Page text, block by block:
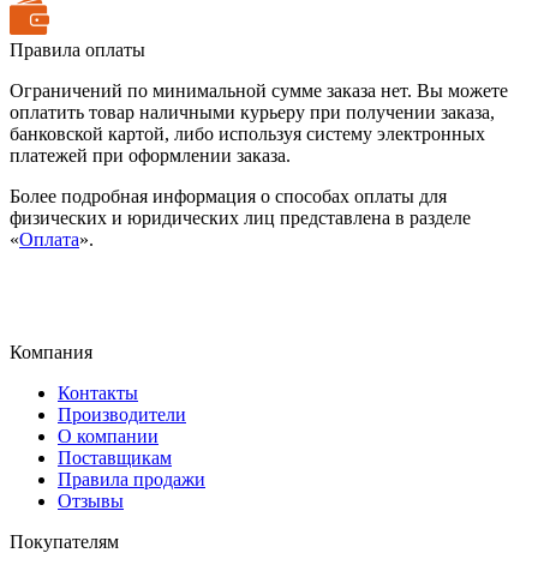
Правила оплаты
Ограничений по минимальной сумме заказа нет. Вы можете
оплатить товар наличными курьеру при получении заказа,
банковской картой, либо используя систему электронных
платежей при оформлении заказа.
Более подробная информация о способах оплаты для
физических и юридических лиц представлена в разделе
«Оплата».
Компания
Контакты
Производители
О компании
Поставщикам
Правила продажи
Отзывы
Покупателям